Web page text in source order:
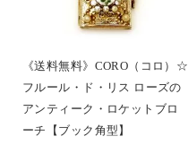
《送料無料》CORO（コロ）☆
フルール・ド・リス ローズの
アンティーク・ロケットブロ
ーチ【ブック角型】